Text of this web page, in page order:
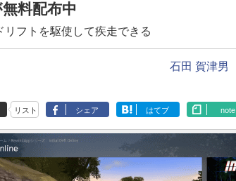
料配布中
リフトを駆使して疾走できる
石田 賀津男
リスト シェア はてブ note